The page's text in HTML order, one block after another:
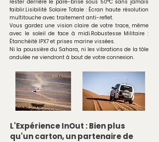
rester derrière le pare-brise sous 50°C sans jamais
faiblir.Lisibilité Solaire Totale : Écran haute résolution
multitouche avec traitement anti-reflet.
Vous gardez une vision claire de votre trace, même
avec le soleil de face à midi.Robustesse Militaire :
Étanchéité IPX7 et prises marine vissées.
Ni la poussière du Sahara, ni les vibrations de la tôle
ondulée ne viendront à bout de votre connexion.
L'Expérience InOut : Bien plus
qu'un carton, un partenaire de